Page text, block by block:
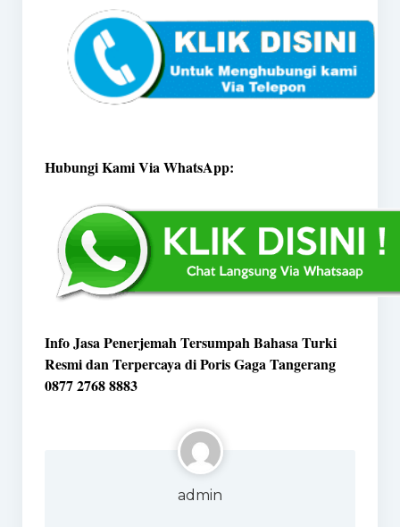
Hubungi Kami Via WhatsApp:
Info Jasa Penerjemah Tersumpah Bahasa Turki
Resmi dan Terpercaya di Poris Gaga Tangerang
0877 2768 8883
admin